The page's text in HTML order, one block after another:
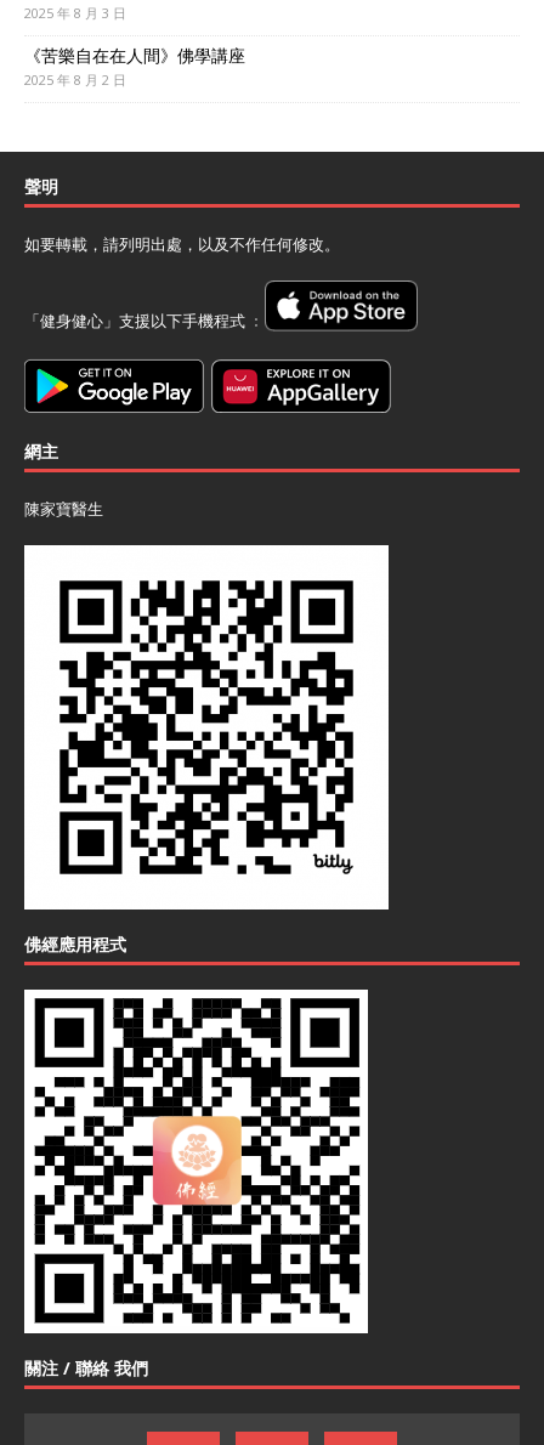
2025 年 8 月 3 日
《苦樂自在在人間》佛學講座
2025 年 8 月 2 日
聲明
如要轉載，請列明出處，以及不作任何修改。
「健身健心」支援以下手機程式 ﹕
網主
陳家寶醫生
佛經應用程式
關注 / 聯絡 我們